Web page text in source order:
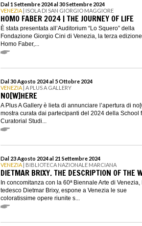
Dal 1 Settembre 2024 al 30 Settembre 2024
VENEZIA | ISOLA DI SAN GIORGIO MAGGIORE
HOMO FABER 2024 | THE JOURNEY OF LIFE
È stata presentata all’Auditorium “Lo Squero” della
Fondazione Giorgio Cini di Venezia, la terza
Homo Faber,...
Dal 30 Agosto 2024 al 5 Ottobre 2024
VENEZIA | A PLUS A GALLERY
NO[W]HERE
A Plus A Gallery è lieta di annunciare l’apertura di
mostra curata dai partecipanti del 2024 della School
Curatorial Studi...
Dal 23 Agosto 2024 al 21 Settembre 2024
VENEZIA | BIBLIOTECA NAZIONALE MARCIANA
DIETMAR BRIXY. THE DESCRIPTION OF THE
In concomitanza con la 60ª Biennale Arte di Venezia,
tedesco Dietmar Brixy, espone a Venezia le sue
coloratissime opere riunite s...